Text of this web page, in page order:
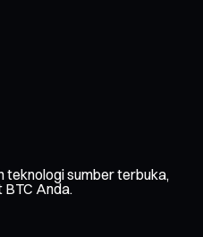
teknologi sumber terbuka,
BTC Anda.